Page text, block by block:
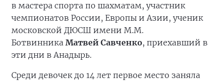
в мастера спорта по шахматам, участник
чемпионатов России, Европы и Азии, ученик
московской ДЮСШ имени М.М.
Ботвинника Матвей Савченко, приехавший в
эти дни в Анадырь.
Среди девочек до 14 лет первое место заняла